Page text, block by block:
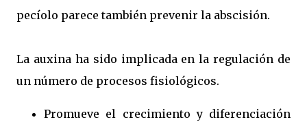
pecíolo parece también prevenir la abscisión.
La auxina ha sido implicada en la regulación de
un número de procesos fisiológicos.
Promueve el crecimiento y diferenciación